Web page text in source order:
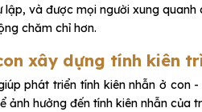
lập, và được mọi người xung
chăm chỉ hơn.
xây dựng tính kiên
phát triển tính kiên nhẫn ở con
ảnh hưởng đến tính kiên nhẫn của